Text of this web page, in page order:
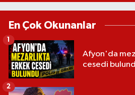
En Çok Okunanlar
Afyon'da
cesedi
1
2